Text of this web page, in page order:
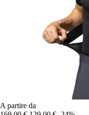
A partire da